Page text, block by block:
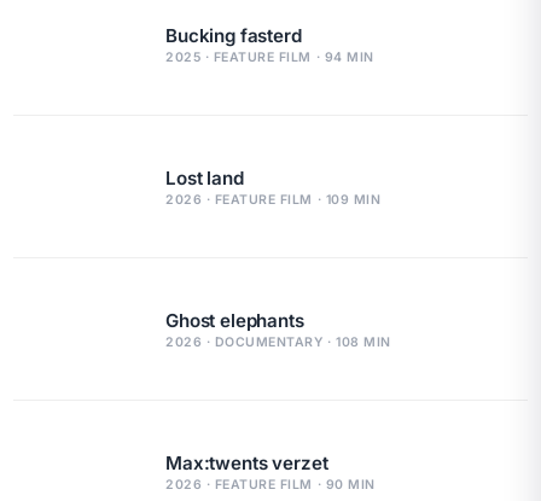
Bucking fasterd
2025 · FEATURE FILM · 94 MIN
Lost land
2026 · FEATURE FILM · 109 MIN
Ghost elephants
2026 · DOCUMENTARY · 108 MIN
Max:twents verzet
2026 · FEATURE FILM · 90 MIN